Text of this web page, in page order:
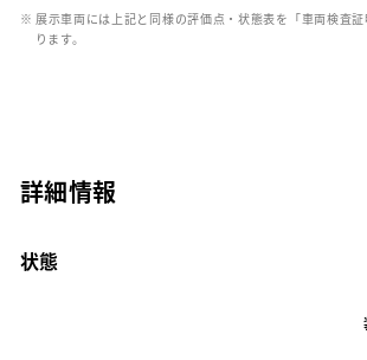
※ 展示車両には上記と同様の評価点・状態表を「車両検査
ります。
詳細情報
状態